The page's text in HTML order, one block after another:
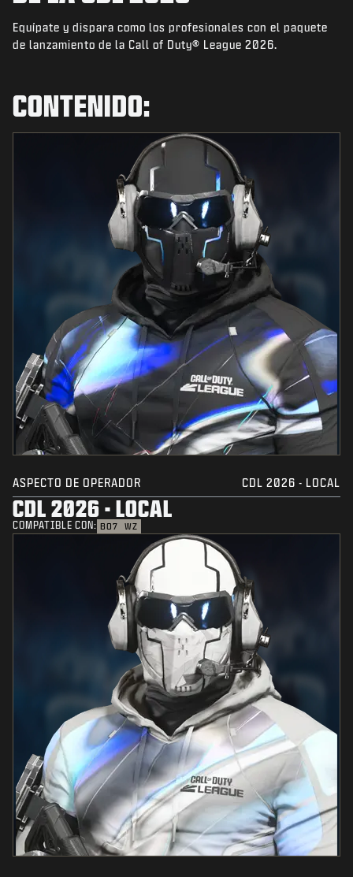
NOTICIAS
TIENDA
SOPORTE
INICIAR SESIÓN|REGISTRARSE
Equípate y dispara como los profesionales con el paquete
de lanzamiento de la Call of Duty® League 2026.
CONTENIDO:
ASPECTO DE OPERADOR CDL 2026 - LOCAL
CDL 2026 - LOCAL
COMPATIBLE CON: BO7 WZ